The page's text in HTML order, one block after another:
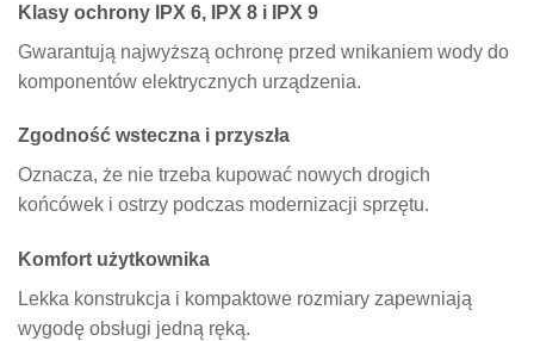
Klasy ochrony IPX 6, IPX 8 i IPX 9
Gwarantują najwyższą ochronę przed wnikaniem wody do
komponentów elektrycznych urządzenia.
Zgodność wsteczna i przyszła
Oznacza, że nie trzeba kupować nowych drogich
końcówek i ostrzy podczas modernizacji sprzętu.
Komfort użytkownika
Lekka konstrukcja i kompaktowe rozmiary zapewniają
wygodę obsługi jedną ręką.